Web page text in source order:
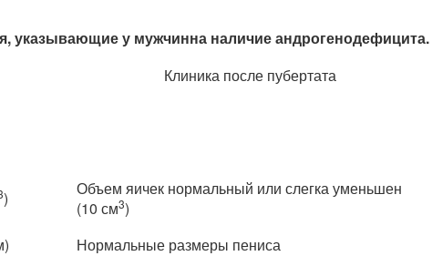
указывающие у мужчинна наличие андрогенодефицита.
Клиника после пубертата
)
Объем яичек нормальный или слегка уменьшен
(10 см3)
Нормальные размеры пениса